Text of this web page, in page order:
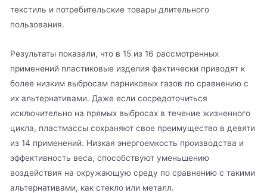
текстиль и потребительские товары длительного
пользования.
Результаты показали, что в 15 из 16 рассмотренных
применений пластиковые изделия фактически приводят к
более низким выбросам парниковых газов по сравнению с
их альтернативами. Даже если сосредоточиться
исключительно на прямых выбросах в течение жизненного
цикла, пластмассы сохраняют свое преимущество в девяти
из 14 применений. Низкая энергоемкость производства и
эффективность веса, способствуют уменьшению
воздействия на окружающую среду по сравнению с такими
альтернативами, как стекло или металл.